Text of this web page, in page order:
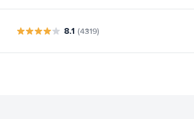
8.1 (4319)